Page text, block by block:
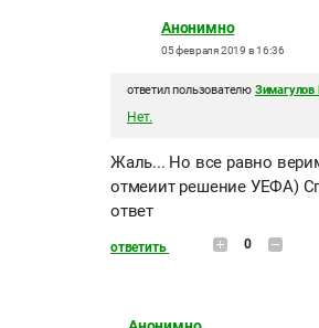
Анонимно
05 февраля 2019 в 16:36
ответил пользователю Зимагулов
Нет.
Жаль... Но все равно
отмеиит решение УЕФА)
ответ
ответить 0